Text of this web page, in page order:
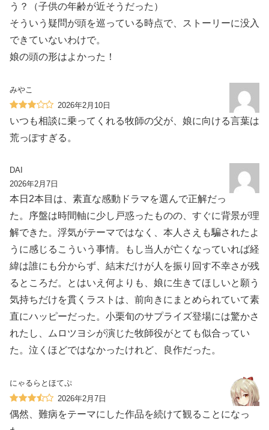
う？（子供の年齢が近そうだった）
そういう疑問が頭を巡っている時点で、ストーリーに没入
できていないわけで。
娘の頭の形はよかった！
みやこ
2026年2月10日
いつも相談に乗ってくれる牧師の父が、娘に向ける言葉は
荒っぽすぎる。
DAI
2026年2月7日
本日2本目は、素直な感動ドラマを選んで正解だっ
た。序盤は時間軸に少し戸惑ったものの、すぐに背景が理
解できた。浮気がテーマではなく、本人さえも騙されたよ
うに感じるこういう事情。もし当人が亡くなっていれば経
緯は誰にも分からず、結末だけが人を振り回す不幸さが残
るところだ。とはいえ何よりも、娘に生きてほしいと願う
気持ちだけを貫くラストは、前向きにまとめられていて素
直にハッピーだった。小栗旬のサプライズ登場には驚かさ
れたし、ムロツヨシが演じた牧師役がとても似合ってい
た。泣くほどではなかったけれど、良作だった。
にゃるらとほてぷ
2026年2月7日
偶然、難病をテーマにした作品を続けて観ることになっ